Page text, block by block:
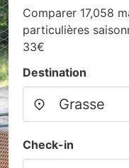
Comparer 17,058
particulières
33€
Destination
Check-in